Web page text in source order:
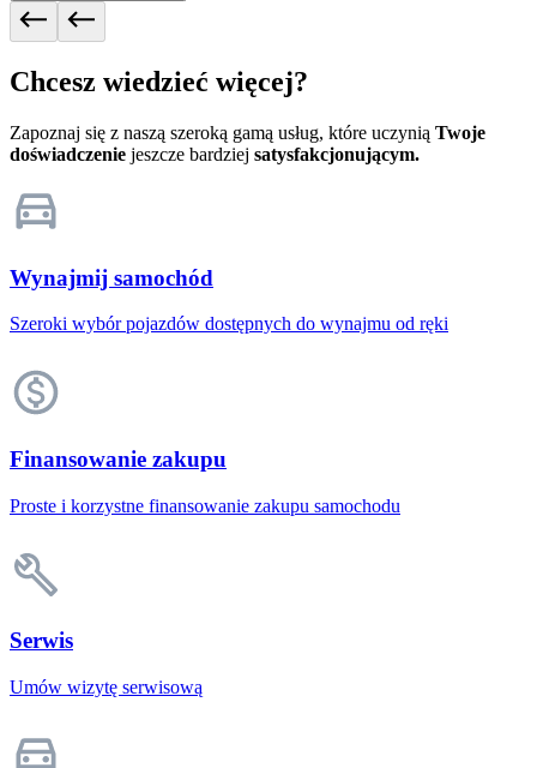
Chcesz wiedzieć więcej?
Zapoznaj się z naszą szeroką gamą usług, które uczynią Twoje
doświadczenie jeszcze bardziej satysfakcjonującym.
Wynajmij samochód
Szeroki wybór pojazdów dostępnych do wynajmu od ręki
Finansowanie zakupu
Proste i korzystne finansowanie zakupu samochodu
Serwis
Umów wizytę serwisową